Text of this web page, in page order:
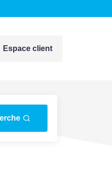
Espace client